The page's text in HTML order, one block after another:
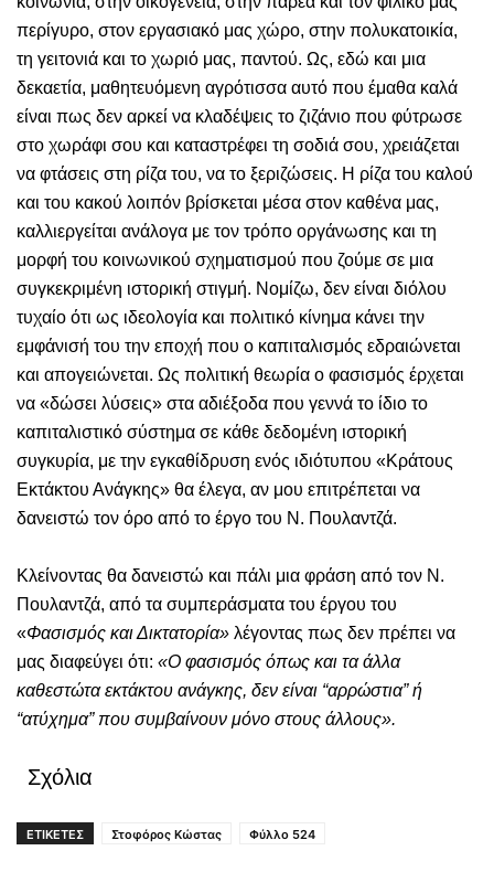
περίγυρο, στον εργασιακό μας χώρο, στην πολυκατοικία,
τη γειτονιά και το χωριό μας, παντού. Ως, εδώ και μια
δεκαετία, μαθητευόμενη αγρότισσα αυτό που έμαθα καλά
είναι πως δεν αρκεί να κλαδέψεις το ζιζάνιο που φύτρωσε
στο χωράφι σου και καταστρέφει τη σοδιά σου, χρειάζεται
να φτάσεις στη ρίζα του, να το ξεριζώσεις. Η ρίζα του καλού
και του κακού λοιπόν βρίσκεται μέσα στον καθένα μας,
καλλιεργείται ανάλογα με τον τρόπο οργάνωσης και τη
μορφή του κοινωνικού σχηματισμού που ζούμε σε μια
συγκεκριμένη ιστορική στιγμή. Νομίζω, δεν είναι διόλου
τυχαίο ότι ως ιδεολογία και πολιτικό κίνημα κάνει την
εμφάνισή του την εποχή που ο καπιταλισμός εδραιώνεται
και απογειώνεται. Ως πολιτική θεωρία ο φασισμός έρχεται
να «δώσει λύσεις» στα αδιέξοδα που γεννά το ίδιο το
καπιταλιστικό σύστημα σε κάθε δεδομένη ιστορική
συγκυρία, με την εγκαθίδρυση ενός ιδιότυπου «Κράτους
Εκτάκτου Ανάγκης» θα έλεγα, αν μου επιτρέπεται να
δανειστώ τον όρο από το έργο του Ν. Πουλαντζά.
Κλείνοντας θα δανειστώ και πάλι μια φράση από τον Ν.
Πουλαντζά, από τα συμπεράσματα του έργου του
«Φασισμός και Δικτατορία» λέγοντας πως δεν πρέπει να
μας διαφεύγει ότι: «Ο φασισμός όπως και τα άλλα
καθεστώτα εκτάκτου ανάγκης, δεν είναι “αρρώστια” ή
“ατύχημα” που συμβαίνουν μόνο στους άλλους».
Σχόλια
ΕΤΙΚΕΤΕΣ Στοφόρος Κώστας Φύλλο 524